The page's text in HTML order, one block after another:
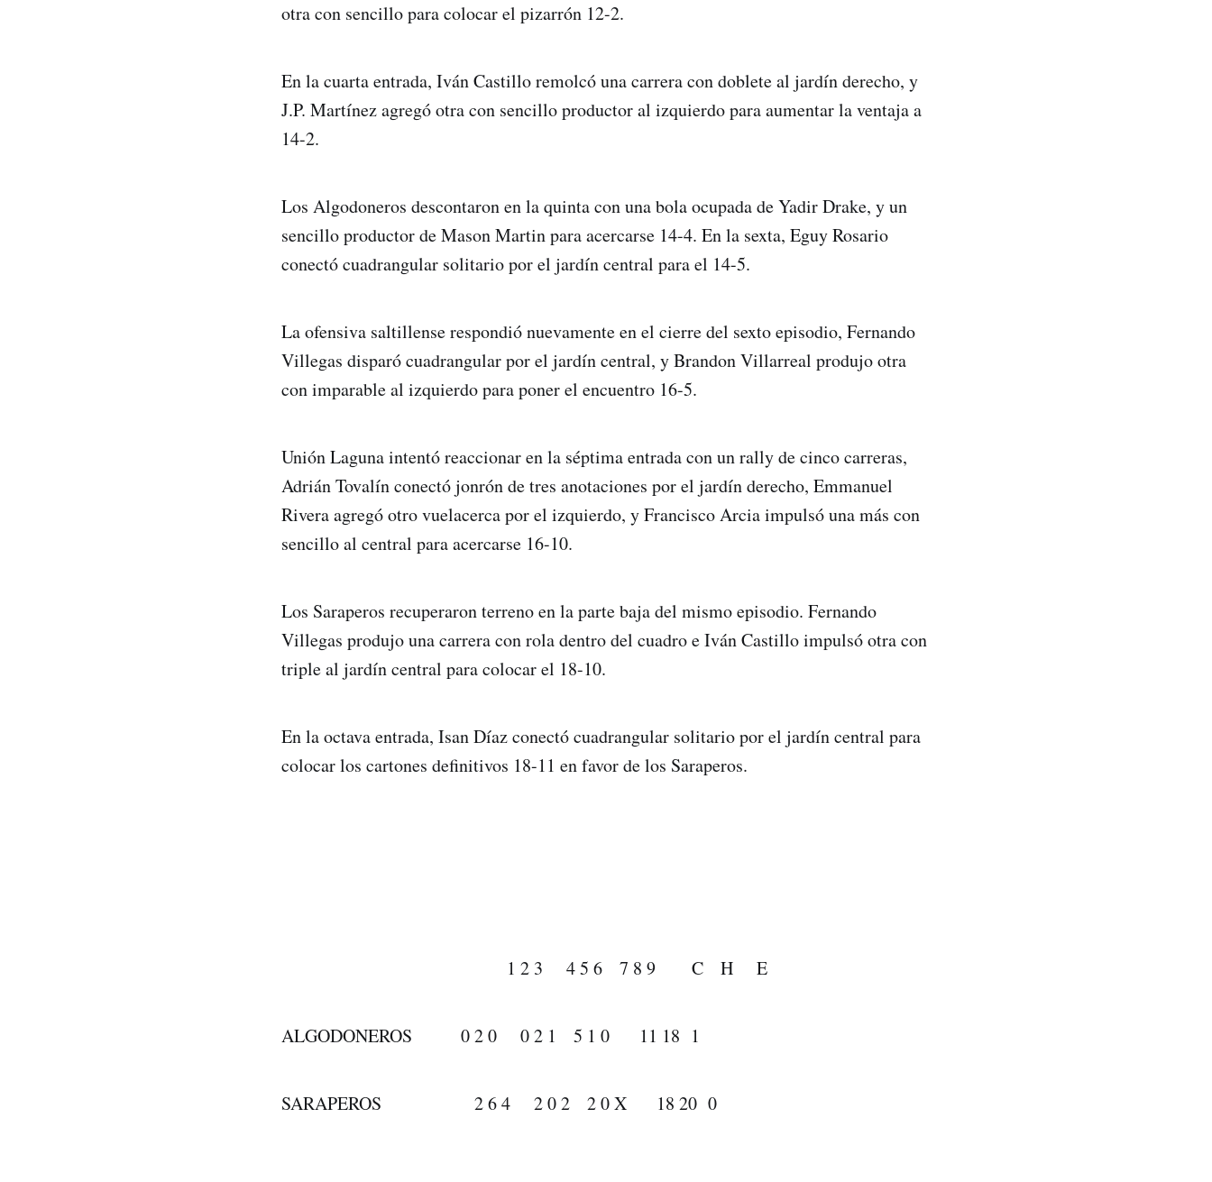
otra con sencillo para colocar el pizarrón 12-2.
En la cuarta entrada, Iván Castillo remolcó una carrera con doblete al jardín derecho, y
J.P. Martínez agregó otra con sencillo productor al izquierdo para aumentar la ventaja a
14-2.
Los Algodoneros descontaron en la quinta con una bola ocupada de Yadir Drake, y un
sencillo productor de Mason Martin para acercarse 14-4. En la sexta, Eguy Rosario
conectó cuadrangular solitario por el jardín central para el 14-5.
La ofensiva saltillense respondió nuevamente en el cierre del sexto episodio, Fernando
Villegas disparó cuadrangular por el jardín central, y Brandon Villarreal produjo otra
con imparable al izquierdo para poner el encuentro 16-5.
Unión Laguna intentó reaccionar en la séptima entrada con un rally de cinco carreras,
Adrián Tovalín conectó jonrón de tres anotaciones por el jardín derecho, Emmanuel
Rivera agregó otro vuelacerca por el izquierdo, y Francisco Arcia impulsó una más con
sencillo al central para acercarse 16-10.
Los Saraperos recuperaron terreno en la parte baja del mismo episodio. Fernando
Villegas produjo una carrera con rola dentro del cuadro e Iván Castillo impulsó otra con
triple al jardín central para colocar el 18-10.
En la octava entrada, Isan Díaz conectó cuadrangular solitario por el jardín central para
colocar los cartones definitivos 18-11 en favor de los Saraperos.
1 2 3 4 5 6 7 8 9 C H E
ALGODONEROS 0 2 0 0 2 1 5 1 0 11 18 1
SARAPEROS 2 6 4 2 0 2 2 0 X 18 20 0